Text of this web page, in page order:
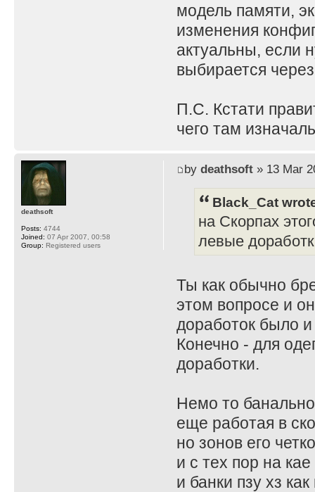
модель памяти,
изменения
актуальны, если
выбирается
П.С. Кстати
чего там
by deathsoft» 13 Mar
Black_Cat
на Скорпах
левые
Ты как обычно
этом вопросе и
доработок было
Конечно - для
доработки.
Немо то
еще работая в
но зонов его
и с тех пор на
и банки пзу хз
deathsoft
Posts: 4744
Joined: 07 Apr 2007, 00:58
Group: Registered users